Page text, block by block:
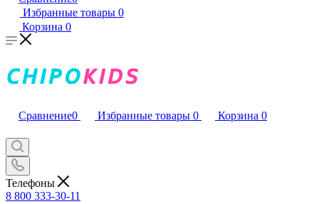
Избранные товары 0
Корзина 0
Сравнение0 Избранные товары 0 Корзина 0
Телефоны
8 800 333-30-11